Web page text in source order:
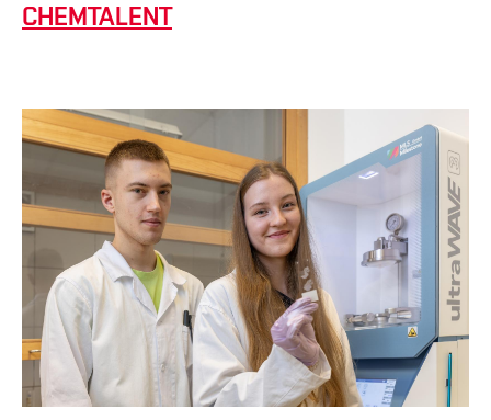
CHEMTALENT